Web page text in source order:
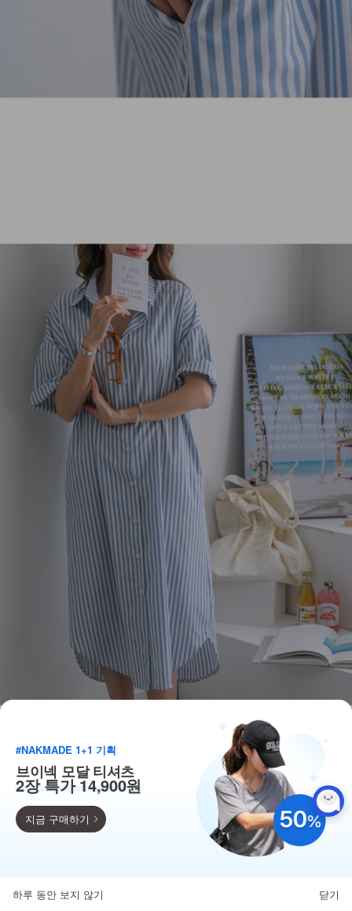
득템찬스
#NAKMADE 1+1 기획
브이넥 모달 티셔츠
2장 특가 14,900원
지금 구매하기
하루 동안 보지 않기 닫기
뒤로가기 카테고리 마이페이지